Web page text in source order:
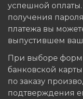
успешной
получения
платежа вы
выпустившем
При выборе
банковской
по заказу
подтверждения